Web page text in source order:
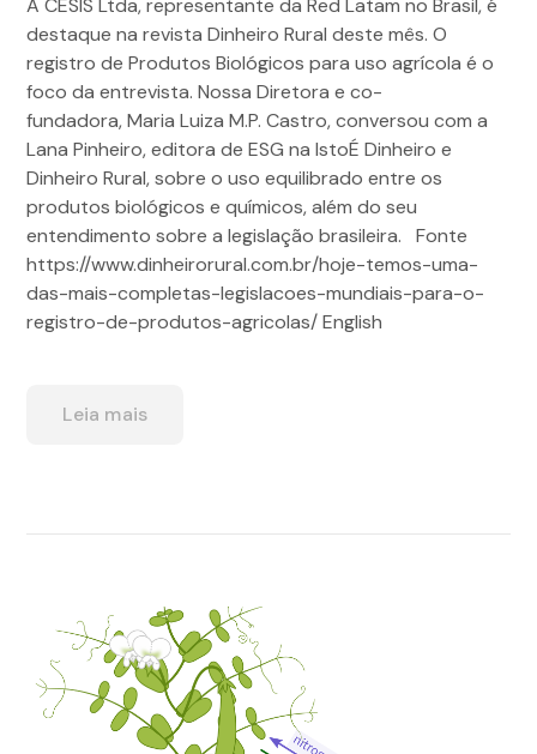
A CESIS Ltda, representante da Red Latam no Brasil, é
destaque na revista Dinheiro Rural deste mês. O
registro de Produtos Biológicos para uso agrícola é o
foco da entrevista. Nossa Diretora e co-
fundadora, Maria Luiza M.P. Castro, conversou com a
Lana Pinheiro, editora de ESG na IstoÉ Dinheiro e
Dinheiro Rural, sobre o uso equilibrado entre os
produtos biológicos e químicos, além do seu
entendimento sobre a legislação brasileira. Fonte
https://www.dinheirorural.com.br/hoje-temos-uma-
das-mais-completas-legislacoes-mundiais-para-o-
registro-de-produtos-agricolas/ English
Leia mais